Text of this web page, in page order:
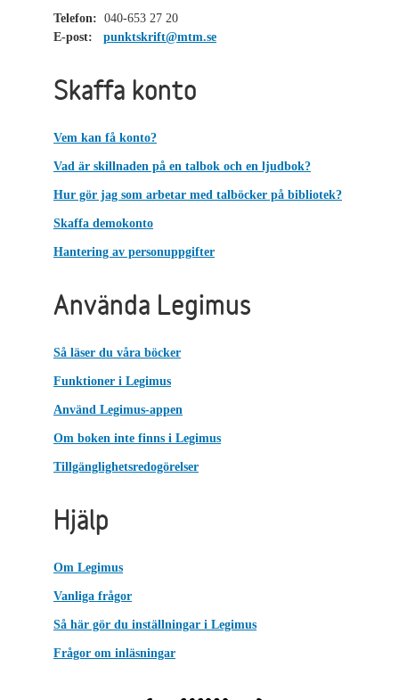
Telefon: 040-653 27 20
E-post:
punktskrift@mtm.se
Skaffa konto
Vem kan få konto?
Vad är skillnaden på en talbok och en ljudbok?
Hur gör jag som arbetar med talböcker på bibliotek?
Skaffa demokonto
Hantering av personuppgifter
Använda Legimus
Så läser du våra böcker
Funktioner i Legimus
Använd Legimus-appen
Om boken inte finns i Legimus
Tillgänglighetsredogörelser
Hjälp
Om Legimus
Vanliga frågor
Så här gör du inställningar i Legimus
Frågor om inläsningar